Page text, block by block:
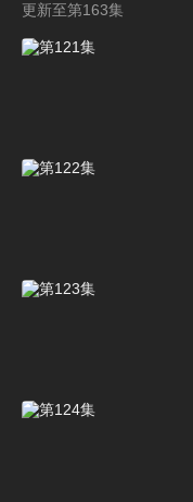
更新至第163集